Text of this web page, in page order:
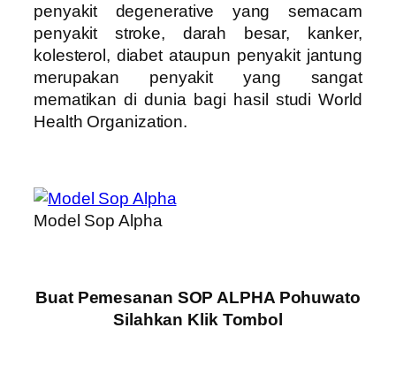
penyakit degenerative yang semacam
penyakit stroke, darah besar, kanker,
kolesterol, diabet ataupun penyakit jantung
merupakan penyakit yang sangat
mematikan di dunia bagi hasil studi World
Health Organization.
Model Sop Alpha
Buat Pemesanan SOP ALPHA Pohuwato
Silahkan Klik Tombol